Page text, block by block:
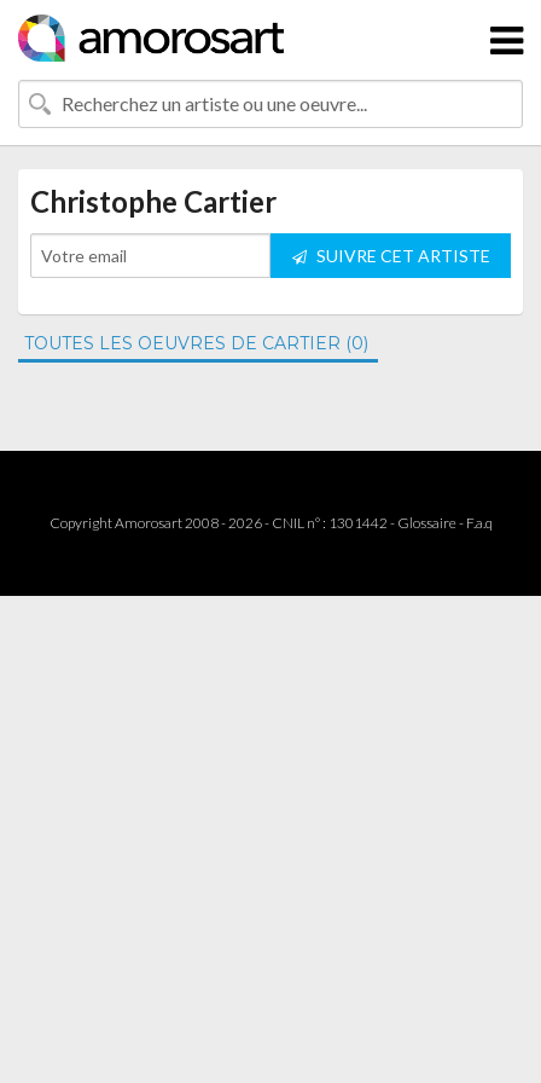
Christophe Cartier
SUIVRE CET ARTISTE
TOUTES LES OEUVRES DE CARTIER (0)
Copyright Amorosart 2008 - 2026 - CNIL n° : 1301442 - Glossaire- F.a.q